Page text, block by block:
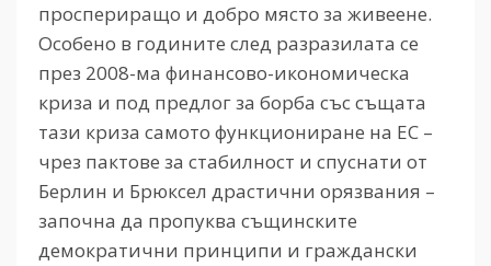
проспериращо и добро място за живеене.
Особено в годините след разразилата се
през 2008-ма финансово-икономическа
криза и под предлог за борба със същата
тази криза самото функциониране на ЕС –
чрез пактове за стабилност и спуснати от
Берлин и Брюксел драстични орязвания –
започна да пропуква същинските
демократични принципи и граждански